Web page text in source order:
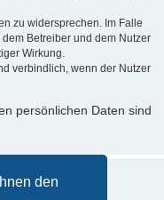
den
zu widersprechen. Im Falle
Betreiber und dem Nutzer
Wirkung.
verbindlich, wenn der Nutzer
persönlichen Daten sind